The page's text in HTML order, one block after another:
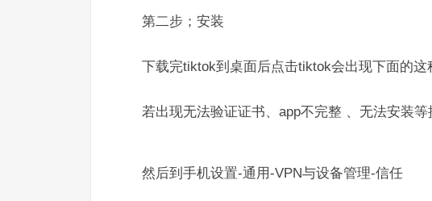
第二步；安装
下载完tiktok到桌面后点击tiktok会出现下面的
若出现无法验证证书、app不完整 、无法安装
然后到手机设置-通用-VPN与设备管理-信任